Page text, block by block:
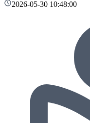
2026-05-30 10:48:00